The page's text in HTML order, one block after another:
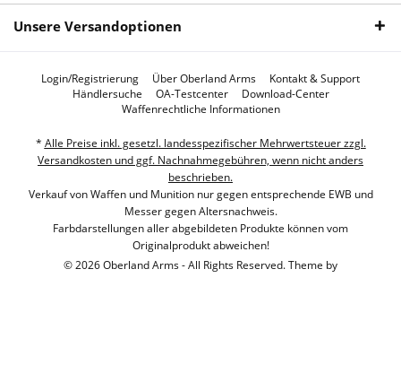
Unsere Versandoptionen
Login/Registrierung Über Oberland Arms
Kontakt & Support
Händlersuche
OA-Testcenter
Download-Center
Waffenrechtliche Informationen
* Alle Preise inkl. gesetzl. landesspezifischer Mehrwertsteuer zzgl.
Versandkosten und ggf. Nachnahmegebühren, wenn nicht anders
beschrieben.
Verkauf von Waffen und Munition nur gegen entsprechende EWB und
Messer gegen Altersnachweis.
Farbdarstellungen aller abgebildeten Produkte können vom
Originalprodukt abweichen!
© 2026 Oberland Arms - All Rights Reserved. Theme by